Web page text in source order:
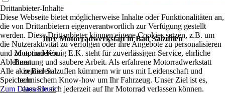
Ihre Motorradwerkstatt in Bad Salzuflen
Motorrad König E.K. steht für zuverlässigen Service, ehrliche
Beratung und saubere Arbeit. Als erfahrene Motorradwerkstatt
in Bad Salzuflen kümmern wir uns mit Leidenschaft und
technischem Know-how um Ihr Fahrzeug. Unser Ziel ist es,
dass Sie sich jederzeit auf Ihr Motorrad verlassen können.
Drittanbieter-Inhalte
Diese Webseite bietet möglicherweise Inhalte oder Funktionalitäten an,
die von Drittanbietern eigenverantwortlich zur Verfügung gestellt
werden. Diese Drittanbieter können eigene Cookies setzen, z.B. um
die Nutzeraktivität zu verfolgen oder ihre Angebote zu personalisieren
und zu optimieren.
Ablehnen
Alle akzeptieren
Speichern
Zum Datenschutz